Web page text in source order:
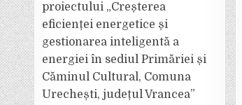
proiectului „Creșterea
eficienței energetice și
gestionarea inteligentă a
energiei în sediul Primăriei și
Căminul Cultural, Comuna
Urechești, județul Vrancea”